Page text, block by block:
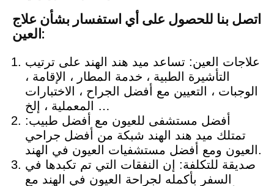
اتصل بنا للحصول على أي استفسار بشأن علاج
العين:
علاجات العين: تساعد ميد هند الهند على ترتيب
التأشيرة الطبية ، خدمة المطار ، الإقامة ،
الوجبات ، التعيين مع أفضل الجراح ، الاختبارات
المعملية ، إلخ …
أفضل مستشفى للعيون مع أفضل طبيب:
تمتلك ميد هند الهند شبكة من أفضل جراحي
العيون ومع أفضل مستشفيات العيون في الهند.
صديقة للتكلفة: إن النفقات التي تم تكبدها في
السفر بأكمله لجراحة العيون في الهند مع